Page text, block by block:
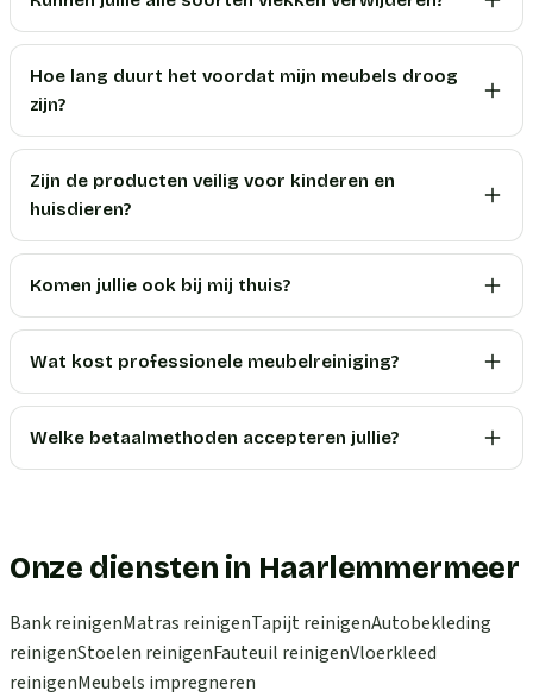
Hoe lang duurt het voordat mijn meubels droog
zijn?
Zijn de producten veilig voor kinderen en
huisdieren?
Komen jullie ook bij mij thuis?
Wat kost professionele meubelreiniging?
Welke betaalmethoden accepteren jullie?
Onze diensten in Haarlemmermeer
Bank reinigenMatras reinigenTapijt reinigenAutobekleding
reinigenStoelen reinigenFauteuil reinigenVloerkleed
reinigenMeubels impregneren